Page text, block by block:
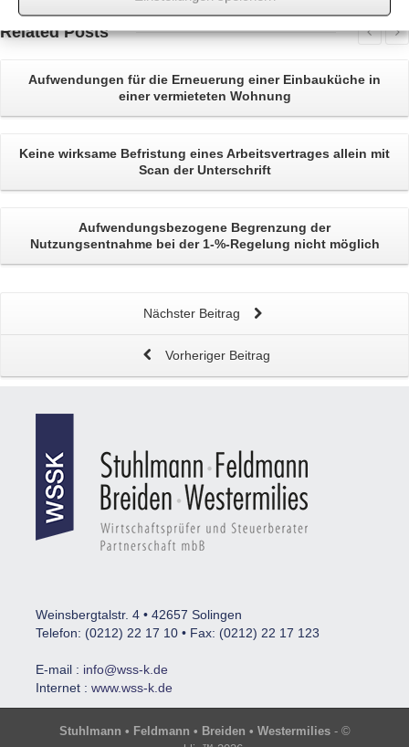
RelatedPosts
Aufwendungen für die Erneuerung einer Einbauküche in
einer vermieteten Wohnung
Keine wirksame Befristung eines Arbeitsvertrages allein mit
Scan der Unterschrift
Aufwendungsbezogene Begrenzung der
Nutzungsentnahme bei der 1-%-Regelung nicht möglich
Nächster Beitrag
Vorheriger Beitrag
Weinsbergtalstr. 4 • 42657 Solingen
Telefon: (0212) 22 17 10 • Fax: (0212) 22 17 123
E-mail : info@wss-k.de
Internet : www.wss-k.de
Stuhlmann • Feldmann • Breiden • Westermilies- ©